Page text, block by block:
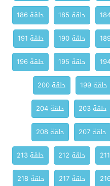
حلقة 185
حلقة 186
حلقة 190
حلقة 191
حلقة 195
حلقة 196
حلقة 199
حلقة 200
حلقة 203
حلقة 204
حلقة 207
حلقة 208
حلقة 212
حلقة 213
حلقة 217
حلقة 218